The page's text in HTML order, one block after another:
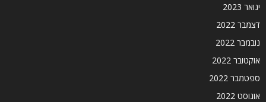
ינואר 2023
דצמבר 2022
נובמבר 2022
אוקטובר 2022
ספטמבר 2022
אוגוסט 2022